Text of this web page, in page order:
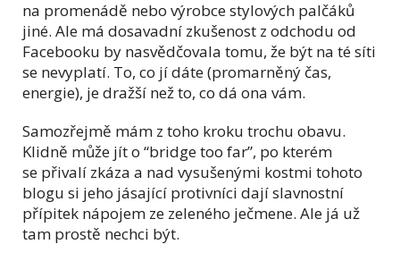
na promenádě nebo výrobce stylových palčáků
jiné. Ale má dosavadní zkušenost z odchodu od
Facebooku by nasvědčovala tomu, že být na té síti
se nevyplatí. To, co jí dáte (promarněný čas,
energie), je dražší než to, co dá ona vám.
Samozřejmě mám z toho kroku trochu obavu.
Klidně může jít o “bridge too far”, po kterém
se přivalí zkáza a nad vysušenými kostmi tohoto
blogu si jeho jásající protivníci dají slavnostní
přípitek nápojem ze zeleného ječmene. Ale já už
tam prostě nechci být.